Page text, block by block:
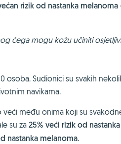
rizik od nastanka melanoma
čega mogu kožu učiniti
osoba. Sudionici su svakih
navikama.
veći među onima koji su
su za25% veći rizik od
nastanka melanoma.